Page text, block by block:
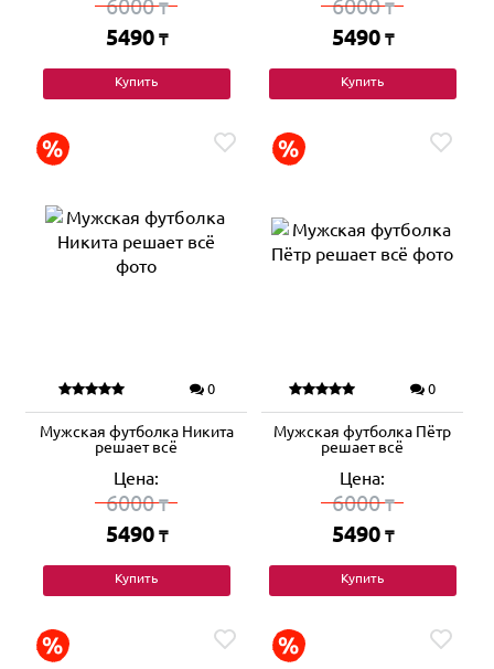
6000₸
5490 ₸
Купить
6000₸
5490 ₸
Купить
0
Мужская футболка Никита
решает всё
Цена:
6000₸
5490 ₸
Купить
0
Мужская футболка Пётр
решает всё
Цена:
6000₸
5490 ₸
Купить